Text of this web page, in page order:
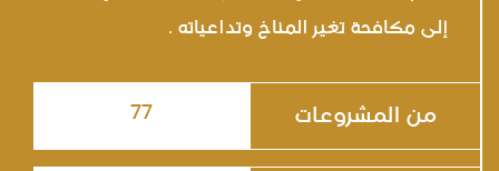
إلى مكافحة تغير المناخ وتداعياته .
من المشروعات 77